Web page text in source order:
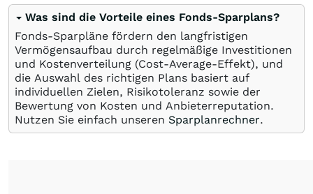
Was sind die Vorteile eines Fonds-Sparplans?
Fonds-Sparpläne fördern den langfristigen
Vermögensaufbau durch regelmäßige Investitionen
und Kostenverteilung (Cost-Average-Effekt), und
die Auswahl des richtigen Plans basiert auf
individuellen Zielen, Risikotoleranz sowie der
Bewertung von Kosten und Anbieterreputation.
Nutzen Sie einfach unseren Sparplanrechner.